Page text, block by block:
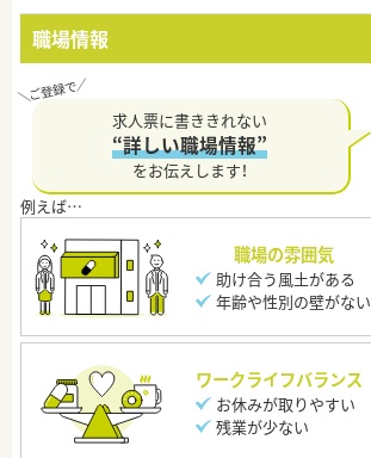
職場情報
求人票に書ききれない
“詳しい職場情報”
をお伝えします！
職場の雰囲気
助け合う風土がある
年齢や性別の壁がない
ワークライフバランス
お休みが取りやすい
残業が少ない